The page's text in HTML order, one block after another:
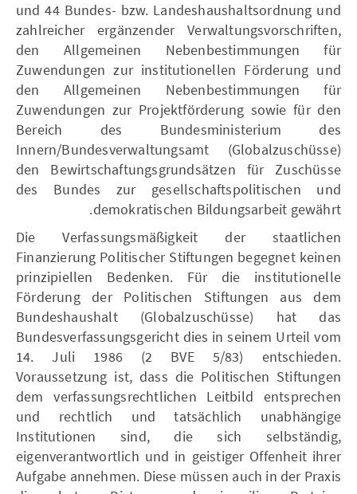
und 44 Bundes- bzw. Landeshaushaltsordnung und
zahlreicher ergänzender Verwaltungsvorschriften,
den Allgemeinen Nebenbestimmungen für
Zuwendungen zur institutionellen Förderung und
den Allgemeinen Nebenbestimmungen für
Zuwendungen zur Projektförderung sowie für den
Bereich des Bundesministerium des
Innern/Bundesverwaltungsamt (Globalzuschüsse)
den Bewirtschaftungsgrundsätzen für Zuschüsse
des Bundes zur gesellschaftspolitischen und
demokratischen Bildungsarbeit gewährt.
Die Verfassungsmäßigkeit der staatlichen
Finanzierung Politischer Stiftungen begegnet keinen
prinzipiellen Bedenken. Für die institutionelle
Förderung der Politischen Stiftungen aus dem
Bundeshaushalt (Globalzuschüsse) hat das
Bundesverfassungsgericht dies in seinem Urteil vom
14. Juli 1986 (2 BVE 5/83) entschieden.
Voraussetzung ist, dass die Politischen Stiftungen
dem verfassungsrechtlichen Leitbild entsprechen
und rechtlich und tatsächlich unabhängige
Institutionen sind, die sich selbständig,
eigenverantwortlich und in geistiger Offenheit ihrer
Aufgabe annehmen. Diese müssen auch in der Praxis